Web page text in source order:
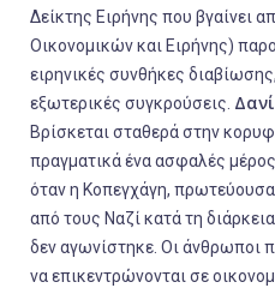
Δείκτης Ειρήνης που βγαίνει
Οικονομικών και Ειρήνης)
ειρηνικές συνθήκες
εξωτερικές συγκρούσεις.
Βρίσκεται σταθερά στην
πραγματικά ένα ασφαλές
όταν η Κοπεγχάγη,
από τους Ναζί κατά τη
δεν αγωνίστηκε. Οι άνθρωποι
να επικεντρώνονται σε